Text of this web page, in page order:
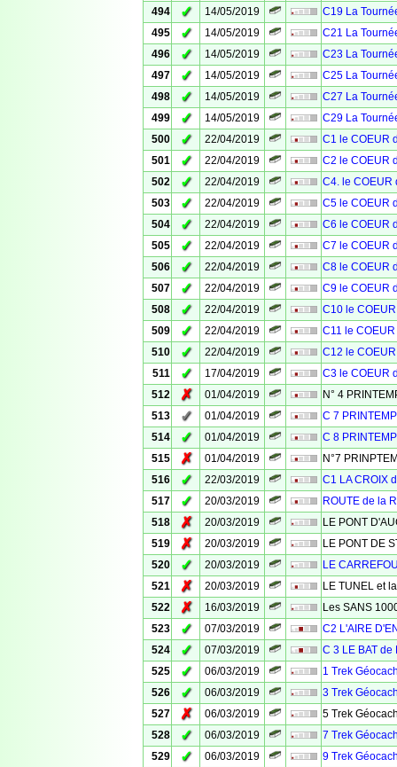
494
✓ 14/05/2019
C19 La
495
✓ 14/05/2019
C21 La
496
✓ 14/05/2019
C23 La
497
✓ 14/05/2019
C25 La
498
✓ 14/05/2019
C27 La
499
✓ 14/05/2019
C29 La
500
✓ 22/04/2019
C1 le COEUR
501
✓ 22/04/2019
C2 le COEUR
502
✓ 22/04/2019
C4. le COEUR
503
✓ 22/04/2019
C5 le COEUR
504
✓ 22/04/2019
C6 le COEUR
505
✓ 22/04/2019
C7 le COEUR
506
✓ 22/04/2019
C8 le COEUR
507
✓ 22/04/2019
C9 le COEUR
508
✓ 22/04/2019
C10 le
509
✓ 22/04/2019
C11 le
510
✓ 22/04/2019
C12 le
511
✓ 17/04/2019
C3 le COEUR
512
✗ 01/04/2019
N° 4
513
✓ 01/04/2019
C 7
514
✓ 01/04/2019
C 8
515
✗ 01/04/2019
N°7
516
✓ 22/03/2019
C1 LA CROIX
517
✓ 20/03/2019
ROUTE de la
518
✗ 20/03/2019
LE PONT
519
✗ 20/03/2019
LE PONT DE
520
✓ 20/03/2019
LE
521
✗ 20/03/2019
LE TUNEL et
522
✗ 16/03/2019
Les SANS
523
✓ 07/03/2019
C2 L'AIRE
524
✓ 07/03/2019
C 3 LE BAT de
525
✓ 06/03/2019
1 Trek
526
✓ 06/03/2019
3 Trek
527
✗ 06/03/2019
5 Trek
528
✓ 06/03/2019
7 Trek
529
✓ 06/03/2019
9 Trek